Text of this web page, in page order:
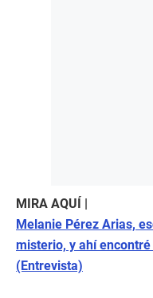
MIRA AQUÍ |
Melanie Pérez Arias,
misterio, y ahí
(Entrevista)